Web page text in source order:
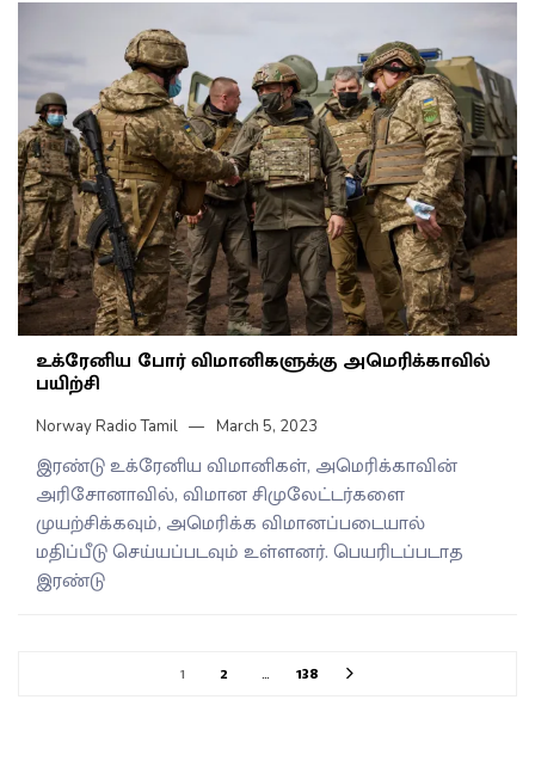
உக்ரேனிய போர் விமானிகளுக்கு அமெரிக்காவில்
பயிற்சி
Norway Radio Tamil March 5, 2023
இரண்டு உக்ரேனிய விமானிகள், அமெரிக்காவின்
அரிசோனாவில், விமான சிமுலேட்டர்களை
முயற்சிக்கவும், அமெரிக்க விமானப்படையால்
மதிப்பீடு செய்யப்படவும் உள்ளனர். பெயரிடப்படாத
இரண்டு
1 2 … 138